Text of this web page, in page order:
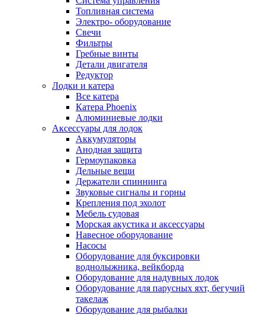
Топливная система
Электро- оборудование
Свечи
Фильтры
Гребные винты
Детали двигателя
Редуктор
Лодки и катера
Все катера
Катера Phoenix
Алюминиевые лодки
Аксессуары для лодок
Аккумуляторы
Анодная защита
Гермоупаковка
Дельные вещи
Держатели спиннинга
Звуковые сигналы и горны
Крепления под эхолот
Мебель судовая
Морская акустика и аксессуары
Навесное оборудование
Насосы
Оборудование для буксировки
воднолыжника, вейкборда
Оборудование для надувных лодок
Оборудование для парусных яхт, бегучий
такелаж
Оборудование для рыбалки